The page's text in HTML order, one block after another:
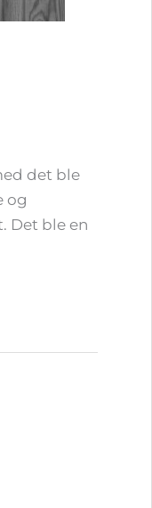
det ble
og
Det ble en